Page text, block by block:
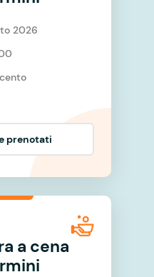
2026
prenotati
a cena